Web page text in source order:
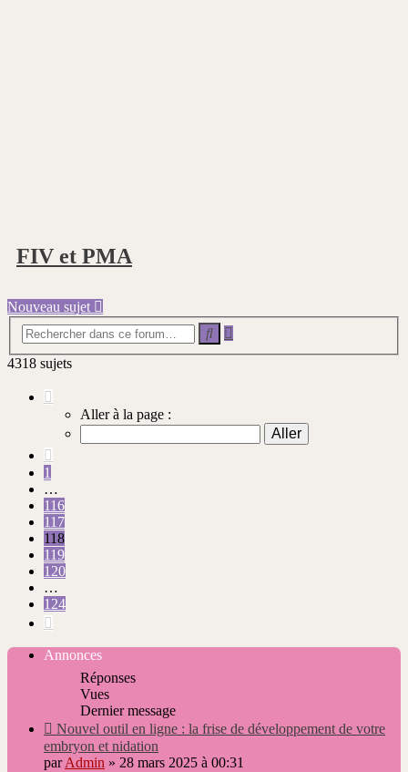
FIV et PMA
Nouveau sujet
Rechercher
Recherche
avancée
4318 sujets
118
124
Aller à la page :
1
…
116
117
118
119
120
…
124
Annonces
Réponses
Vues
Dernier message
Nouveau
message
Nouvel outil en ligne : la frise de développement de votre
embryon et nidation
parAdmin » 28 mars 2025 à 00:31